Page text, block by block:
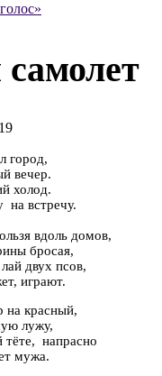
город,
вечер.
холод.
на встречу.
вдоль домов,
бросая,
двух псов,
играют.
на красный,
лужу,
тёте, напрасно
мужа.